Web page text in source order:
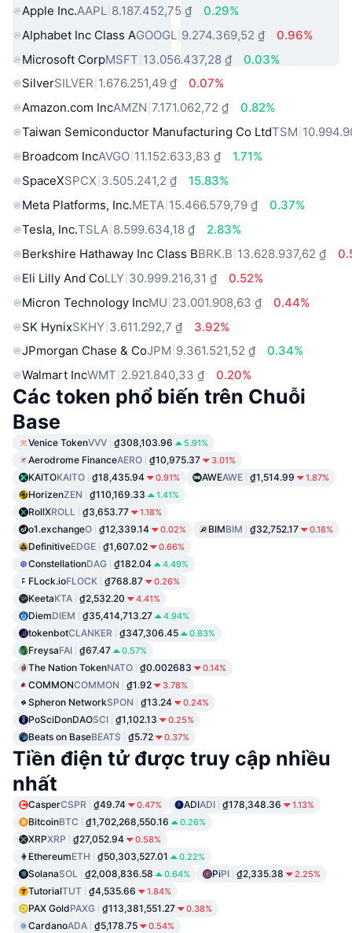
Apple Inc.AAPL 8.187.452,75 ₫
0.29%
Alphabet Inc Class AGOOGL 9.274.369,52 ₫
0.96%
Microsoft CorpMSFT 13.056.437,28 ₫
0.03%
SilverSILVER 1.676.251,49 ₫
0.07%
Amazon.com IncAMZN 7.171.062,72 ₫
0.82%
Taiwan Semiconductor Manufacturing Co LtdTSM
Broadcom IncAVGO 11.152.633,83 ₫
1.71%
SpaceXSPCX 3.505.241,2 ₫
15.83%
Meta Platforms, Inc.META 15.466.579,79 ₫
0.37%
Tesla, Inc.TSLA 8.599.634,18 ₫
2.83%
Berkshire Hathaway Inc Class BBRK.B 13.628.937,62 ₫
Eli Lilly And CoLLY 30.999.216,31 ₫
0.52%
Micron Technology IncMU 23.001.908,63 ₫
0.44%
SK HynixSKHY 3.611.292,7 ₫
3.92%
JPmorgan Chase & CoJPM 9.361.521,52 ₫
0.34%
Walmart IncWMT 2.921.840,33 ₫ 0.20%
Các token phổ biến trên Chuỗi
Base
Venice TokenVVV ₫308,103.96 5.91%
Aerodrome FinanceAERO ₫10,975.37 3.01%
KAITOKAITO ₫18,435.94 0.91% AWEAWE ₫1,514.99 1.87%
HorizenZEN ₫110,169.33 1.41%
RollXROLL ₫3,653.77 1.18%
o1.exchangeO ₫12,339.14 0.02% BIMBIM ₫32,752.17 0.18%
DefinitiveEDGE ₫1,607.02 0.66%
ConstellationDAG ₫182.04 4.49%
FLock.ioFLOCK ₫768.87 0.26%
KeetaKTA ₫2,532.20 4.41%
DiemDIEM ₫35,414,713.27 4.94%
tokenbotCLANKER ₫347,306.45 0.83%
FreysaFAI ₫67.47 0.57%
The Nation TokenNATO ₫0.002683 0.14%
COMMONCOMMON ₫1.92 3.78%
Spheron NetworkSPON ₫13.24 0.24%
PoSciDonDAOSCI ₫1,102.13 0.25%
Beats on BaseBEATS ₫5.72 0.37%
Tiền điện tử được truy cập nhiều
nhất
CasperCSPR ₫49.74 0.47% ADIADI ₫178,348.36 1.13%
BitcoinBTC ₫1,702,268,550.16 0.26%
XRPXRP ₫27,052.94 0.58%
EthereumETH ₫50,303,527.01 0.22%
SolanaSOL ₫2,008,836.58 0.64% PiPI ₫2,335.38 2.25%
TutorialTUT ₫4,535.66 1.84%
PAX GoldPAXG ₫113,381,551.27 0.38%
CardanoADA ₫5,178.75 0.54%